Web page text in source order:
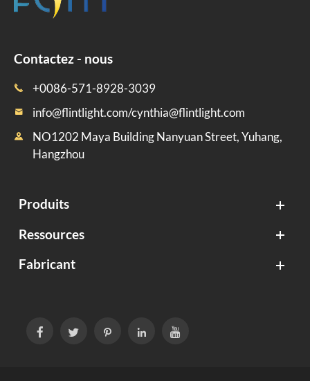
Contactez - nous
 +0086-571-8928-3039
 info@flintlight.com/cynthia@flintlight.com

NO1202 Maya Building Nanyuan Street, Yuhang,
Hangzhou
Produits
Ressources
Fabricant
    